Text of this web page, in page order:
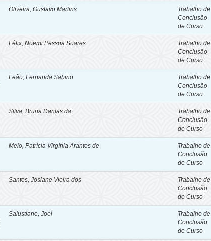
Oliveira, Gustavo Martins
Trabalho de
Conclusão
de Curso
Félix, Noemi Pessoa Soares
Trabalho de
Conclusão
de Curso
Leão, Fernanda Sabino
Trabalho de
Conclusão
de Curso
Silva, Bruna Dantas da
Trabalho de
Conclusão
de Curso
Melo, Patrícia Virgínia Arantes de
Trabalho de
Conclusão
de Curso
Santos, Josiane Vieira dos
Trabalho de
Conclusão
de Curso
Salustiano, Joel
Trabalho de
Conclusão
de Curso